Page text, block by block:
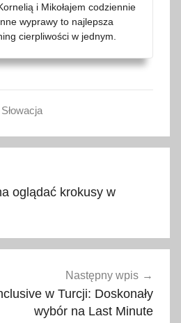
i Mikołajem codziennie
wyprawy to najlepsza
cierpliwości w jednym.
Słowacja
oglądać krokusy w
Następny wpis
w Turcji: Doskonały
wybór na Last Minute